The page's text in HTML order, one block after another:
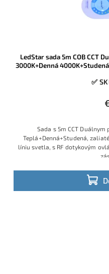
LedStar sada 5m COB CCT
3000K+Denná
✅
Sada s 5m CCT
Teplá+Denná+Studená,
líniu svetla, s RF dotykovým